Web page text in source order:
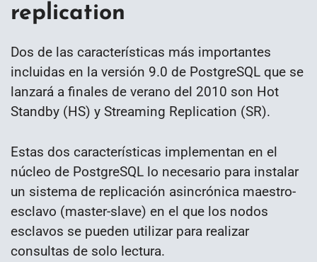
replication
Dos de las características más importantes
incluidas en la versión 9.0 de PostgreSQL que se
lanzará a finales de verano del 2010 son Hot
Standby (HS) y Streaming Replication (SR).
Estas dos características implementan en el
núcleo de PostgreSQL lo necesario para instalar
un sistema de replicación asincrónica maestro-
esclavo (master-slave) en el que los nodos
esclavos se pueden utilizar para realizar
consultas de solo lectura.